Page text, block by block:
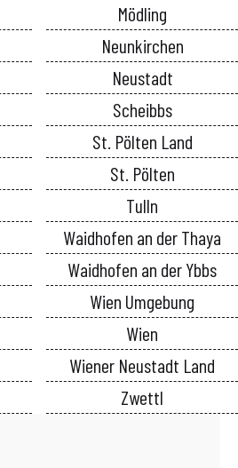
Mödling
Neunkirchen
Neustadt
Scheibbs
St. Pölten Land
St. Pölten
Tulln
Waidhofen an der Thaya
Waidhofen an der Ybbs
Wien Umgebung
Wien
Wiener Neustadt Land
Zwettl